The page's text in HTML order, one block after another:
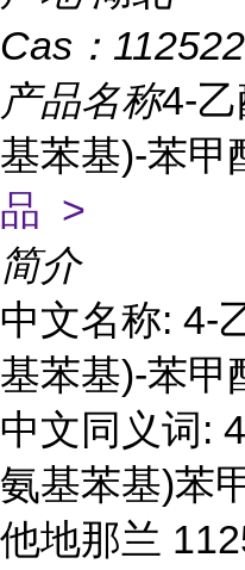
Cas：
产品名称4-
基苯基)-苯甲
品 >
简介
中文名称: 4-
基苯基)-苯甲
中文同义词:
氨基苯基)苯
他地那兰